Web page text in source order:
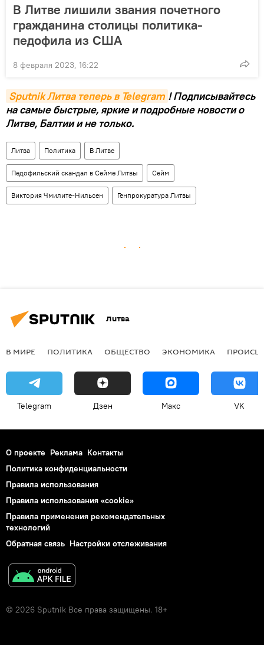
В Литве лишили звания почетного
гражданина столицы политика-
педофила из США
8 февраля 2023, 16:22
Sputnik Литва теперь в Telegram ! Подписывайтесь
на самые быстрые, яркие и подробные новости о
Литве, Балтии и не только.
Литва Политика В Литве
Педофильский скандал в Сейме Литвы Сейм
Виктория Чмилите-Нильсен Генпрокуратура Литвы
Литва
В МИРЕ ПОЛИТИКА ОБЩЕСТВО ЭКОНОМИКА
Telegram Дзен Макс VK
О проекте Реклама Контакты
Политика конфиденциальности
Правила использования
Правила использования «cookie»
Правила применения рекомендательных
технологий
Обратная связь Настройки отслеживания
© 2026 Sputnik Все права защищены. 18+